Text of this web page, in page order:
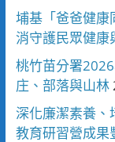
埔基「爸爸健
消守護民眾健康
桃竹苗分署
庄、部落與山林
深化廉潔素養
教育研習營成果